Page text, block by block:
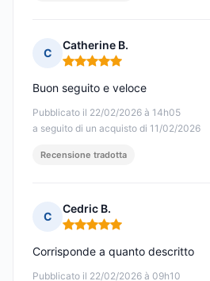
C
Catherine B.
Nota: 5 su 5
Pubblicato il 22/02/2026 à 14h05
a seguito di un acquisto di 11/02/2026
Buon seguito e veloce
Recensione tradotta
C
Cedric B.
Nota: 5 su 5
Pubblicato il 22/02/2026 à 09h10
Corrisponde a quanto descritto